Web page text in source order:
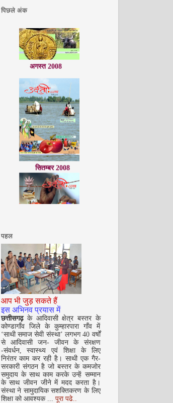
पिछले अंक
अगस्त 2008
सितम्बर 2008
नवंबर 2008
पहल
आप भी जुड़ सकते हैं
इस अभिनव प्रयास में
छत्तीसगढ़के आदिवासी क्षेत्र बस्तर के
कोण्डागाँव जिले के कुम्हारपारा गाँव में
‘साथी समाज सेवी संस्था’ लगभग 40 वर्षों
से आदिवासी जन- जीवन के संरक्षण
-संवर्धन, स्वास्थ्य एवं शिक्षा के लिए
निरंतर काम कर रही है। साथी एक गैर-
सरकारी संगठन है जो बस्तर के कमजोर
समुदाय के साथ काम करके उन्हें सम्मान
के साथ जीवन जीने में मदद करता है।
संस्था ने सामुदायिक सशक्तिकरण के लिए
शिक्षा को आवश्यक ... पूरा पढे..